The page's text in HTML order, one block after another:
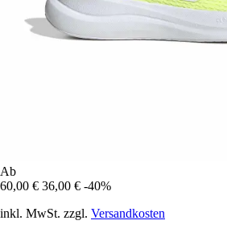
Ab
60,00 € 36,00 € -40%
inkl. MwSt. zzgl. Versandkosten